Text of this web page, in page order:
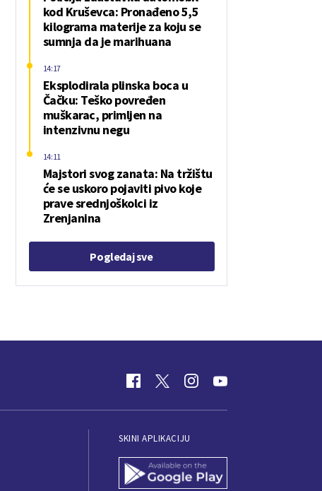
kod Kruševca: Pronađeno 5,5
kilograma materije za koju se
sumnja da je marihuana
Eksplodirala plinska boca u
Čačku: Teško povređen
muškarac, primljen na
intenzivnu negu
14:17
Majstori svog zanata: Na tržištu
će se uskoro pojaviti pivo koje
prave srednjoškolci iz
Zrenjanina
14:11
Pogledaj sve
SKINI APLIKACIJU